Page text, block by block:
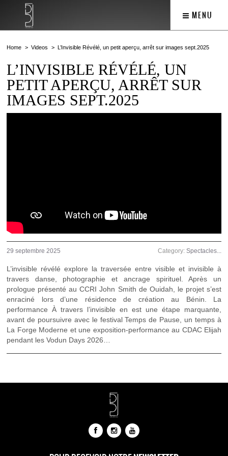
MENU
Home Videos L’Invisible Révélé, un petit aperçu, arrêt sur images sept.2025
L’INVISIBLE RÉVÉLÉ, UN
PETIT APERÇU, ARRÊT SUR
IMAGES SEPT.2025
29 septembre 2025 Category: Spectacles...
L’invisible révélé explore la traversée entre visible et invisible à
travers danse, photographie et ancrage spirituel. Après un
prologue présenté au CCRI John Smith de Ouidah, le projet s’est
enraciné lors d’une résidence de création au Bénin. La
performance À travers l’invisible en est une étape marquante,
avant de poursuivre avec le festival Temps de Pause, un temps à
La Forge Moderne et une exposition-performance au CDAC Elijah
pendant les Vodun Days 2026…